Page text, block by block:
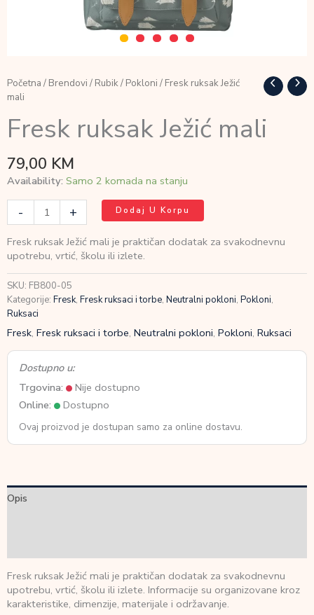
Početna / Brendovi / Rubik/ Pokloni / Fresk ruksak Ježić
mali
Fresk ruksak Ježić mali
79,00 KM
Availability: Samo 2 komada na stanju
-
mali
količina
+ Dodaj U Korpu
Fresk ruksak Ježić mali je praktičan dodatak za svakodnevnu
upotrebu, vrtić, školu ili izlete.
SKU: FB800-05
Kategorije: Fresk, Fresk ruksaci i torbe, Neutralni pokloni, Pokloni,
Ruksaci
Fresk, Fresk ruksaci i torbe, Neutralni pokloni, Pokloni, Ruksaci
Dostupno u:
Trgovina:
Nije dostupno
Online:
Dostupno
Ovaj proizvod je dostupan samo za online dostavu.
Opis
Fresk ruksak Ježić mali je praktičan dodatak za svakodnevnu
upotrebu, vrtić, školu ili izlete. Informacije su organizovane kroz
karakteristike, dimenzije, materijale i održavanje.